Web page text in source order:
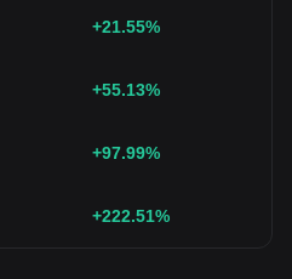
+21.55%
+55.13%
+97.99%
+222.51%